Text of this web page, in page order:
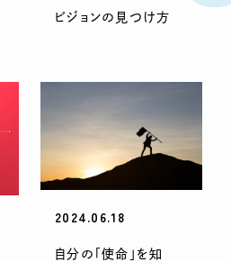
ビジョンの見つけ方
2024.06.18
自分の「使命」を知